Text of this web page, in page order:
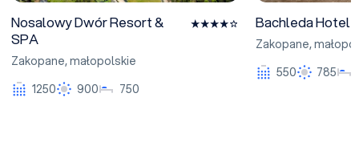
Nosalowy Dwór Resort &
SPA
Zakopane,małopolskie
1250
900 750
Bachleda Hotel
Zakopane,
550
785